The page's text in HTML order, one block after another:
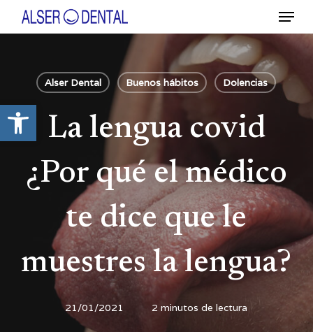
Abrir barra de herramientas
contenido
Menú
Alser Dental Buenos hábitos Dolencias
La lengua covid
¿Por qué el médico
te dice que le
muestres la lengua?
21/01/2021 2 minutos de lectura
Close
Menu